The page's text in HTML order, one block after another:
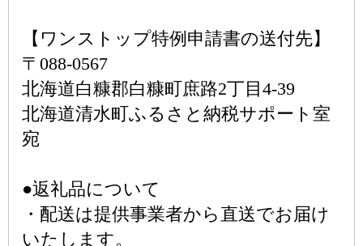
【ワンストップ特例申請書の送付先】
〒088-0567
北海道白糠郡白糠町庶路2丁目4-39
北海道清水町ふるさと納税サポート室
宛
●返礼品について
・配送は提供事業者から直送でお届け
いたします。